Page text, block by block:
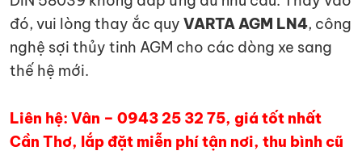
đó, vui lòng thay ắc quy VARTA AGM LN4, công
nghệ sợi thủy tinh AGM cho các dòng xe sang
thế hệ mới.
Liên hệ: Vân – 0943 25 32 75, giá tốt nhất
Cần Thơ, lắp đặt miễn phí tận nơi, thu bình cũ